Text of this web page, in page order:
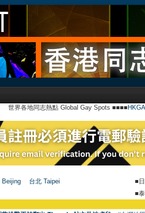
世界各地同志熱點 Global Gay Spots ■■■■
Beijing 台北 Taipei ■
■